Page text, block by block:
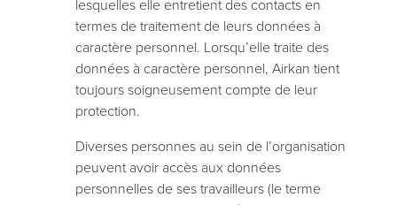
lesquelles elle entretient des contacts en
termes de traitement de leurs données à
caractère personnel. Lorsqu’elle traite des
données à caractère personnel, Airkan tient
toujours soigneusement compte de leur
protection.
Diverses personnes au sein de l’organisation
peuvent avoir accès aux données
personnelles de ses travailleurs (le terme